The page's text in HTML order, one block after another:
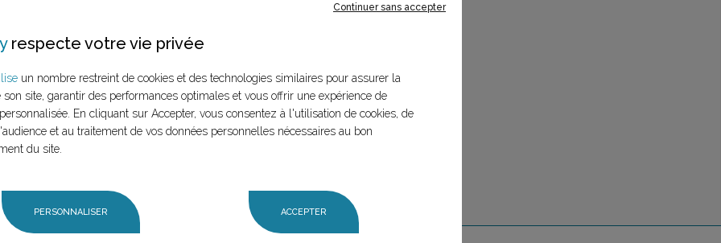
(mère et
claim,
LANCER LA RECHERCHE
Continuer sans accepter
respecte votre vie privée
un nombre restreint de cookies et des technologies similaires pour assurer la
son site, garantir des performances optimales et vous offrir une expérience de
En cliquant sur Accepter, vous consentez à l'utilisation de cookies, de
et au traitement de vos données personnelles nécessaires au bon
du site.
PERSONNALISER ACCEPTER